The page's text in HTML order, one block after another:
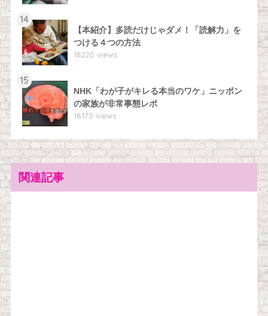
14
【本紹介】多読だけじゃダメ！「読解力」を
つける４つの方法
18220 views
15
NHK「わが子がキレる本当のワケ」ニッポン
の家族が非常事態レポ
18175 views
関連記事